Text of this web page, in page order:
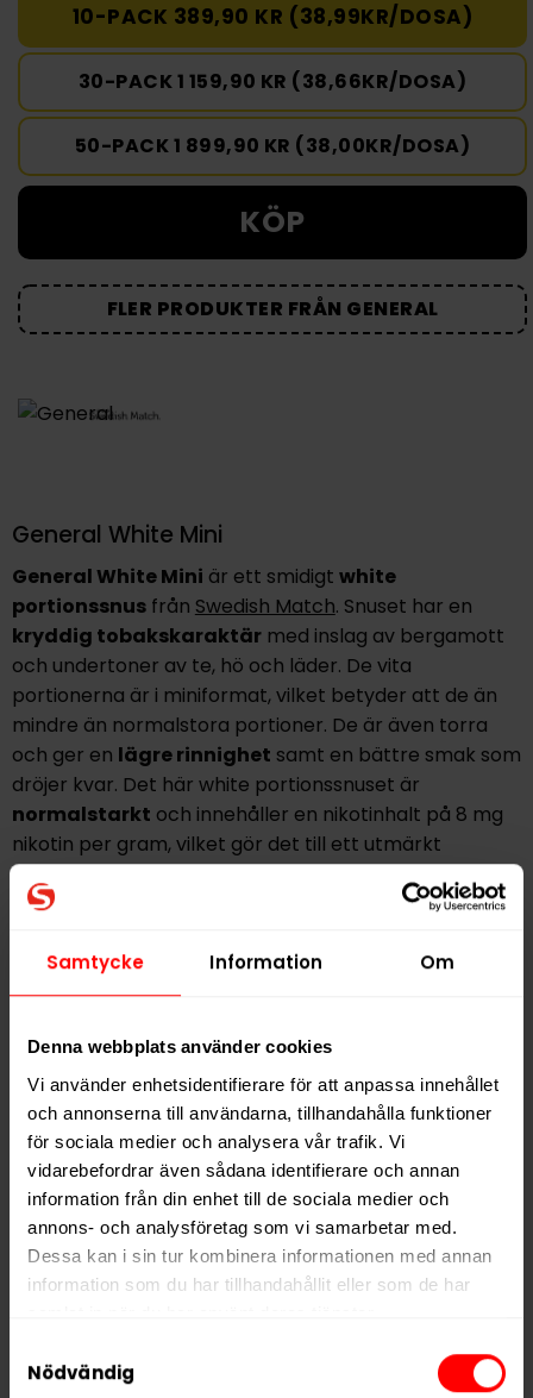
Samtycke Information Om
Denna webbplats använder cookies
Vi använder enhetsidentifierare för att anpassa innehållet
och annonserna till användarna, tillhandahålla funktioner
för sociala medier och analysera vår trafik. Vi
vidarebefordrar även sådana identifierare och annan
information från din enhet till de sociala medier och
annons- och analysföretag som vi samarbetar med.
Dessa kan i sin tur kombinera informationen med annan
information som du har tillhandahållit eller som de har
We work with
who may receive and
Nödvändig
10-PACK 389,90 KR (38,99KR/DOSA)
30-PACK 1 159,90 KR (38,66KR/DOSA)
50-PACK 1 899,90 KR (38,00KR/DOSA)
KÖP
FLER PRODUKTER FRÅN GENERAL
General White Mini
General White Mini är ett smidigt white
portionssnusfrån Swedish Match. Snuset har en
kryddig tobakskaraktärmed inslag av bergamott
och undertoner av te, hö och läder. De vita
portionerna är i miniformat, vilket betyder att de än
mindre än normalstora portioner. De är även torra
och ger en lägre rinnighet samt en bättre smak som
dröjer kvar. Det här white portionssnuset är
normalstarkt och innehåller en nikotinhalt på 8 mg
nikotin per gram, vilket gör det till ett utmärkt
alternativ för den som vill ha en mindre nikotinmängd.
En dosa innehåller 20 prillor.
Hitta alla produkter frånGeneral
PRODUKTINFORMATION
Typ
White Portion
Smak
Traditionell
Format
Mini
Styrka
Normal
Nikotin per dosa